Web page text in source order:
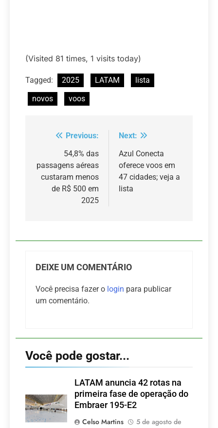
(Visited 81 times, 1 visits today)
Tagged: 2025 LATAM
lista
novos
voos
Navegação
Post
Previous:
54,8% das
passagens aéreas
custaram menos
de R$ 500 em
2025
Next:
Azul Conecta
oferece voos em
47 cidades; veja a
lista
DEIXE UM COMENTÁRIO
Você precisa fazer o login para publicar
um comentário.
Você pode gostar...
LATAM anuncia 42 rotas na
primeira fase de operação do
Embraer 195-E2
Celso Martins
5 de agosto de